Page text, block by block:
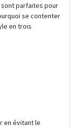
sont parfaites pour
se contenter
en trois
en évitant le